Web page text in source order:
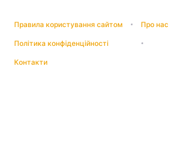
Правила користування сайтом Про нас
Політика конфіденційності
Контакти